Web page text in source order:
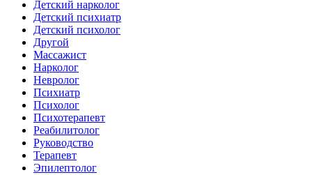
Детский нарколог
Детский психиатр
Детский психолог
Другой
Массажист
Нарколог
Невролог
Психиатр
Психолог
Психотерапевт
Реабилитолог
Руководство
Терапевт
Эпилептолог